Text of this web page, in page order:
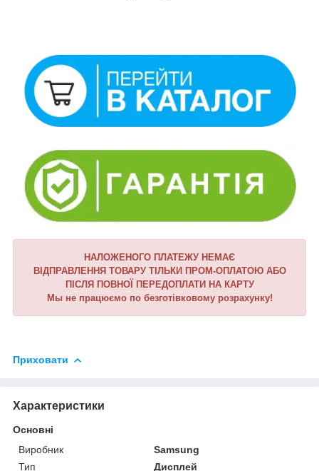
НАЛОЖЕНОГО ПЛАТЕЖУ НЕМАЄ
ВІДПРАВЛЕННЯ ТОВАРУ ТІЛЬКИ ПРОМ-ОПЛАТОЮ АБО
ПІСЛЯ ПОВНОЇ ПЕРЕДОПЛАТИ НА КАРТУ
Мы не працюємо по безготівковому розрахунку!
Приховати
Характеристики
Основні
Виробник
Samsung
Тип
Дисплей